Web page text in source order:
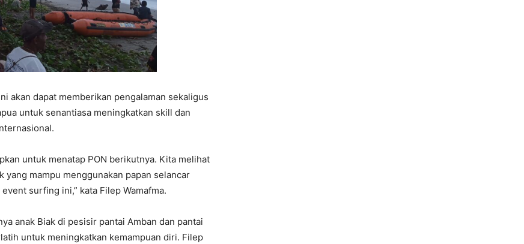
akan dapat memberikan pengalaman sekaligus
untuk senantiasa meningkatkan skill dan
untuk menatap PON berikutnya. Kita melihat
yang mampu menggunakan papan selancar
surfing ini,” kata Filep Wamafma.
anak Biak di pesisir pantai Amban dan pantai
untuk meningkatkan kemampuan diri. Filep